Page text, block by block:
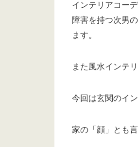
インテリアコー
障害を持つ次男
ます。
また風水インテ
今回は玄関のイ
家の「顔」とも